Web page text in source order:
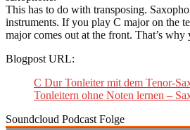
This has to do with transposing.
instruments. If you play C major on the
major comes out at the front. That’s
Blogpost URL:
C Dur Tonleiter mit dem Tenor-
Tonleitern ohne Noten lernen –
Soundcloud Podcast Folge